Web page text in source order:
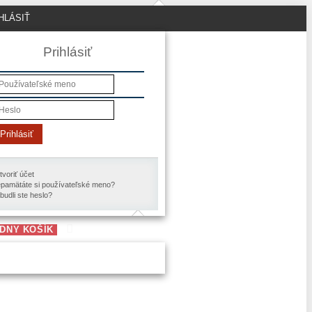
Prihlásiť
Prihlásiť
účet
si používateľské meno?
ste heslo?
KOŠÍK